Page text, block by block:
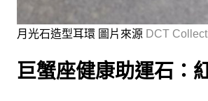
月光石造型耳環 圖片來源 DCT
巨蟹座健康助運石：